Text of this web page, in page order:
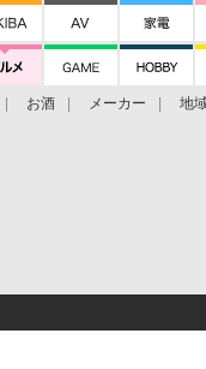
お酒 メーカー 地